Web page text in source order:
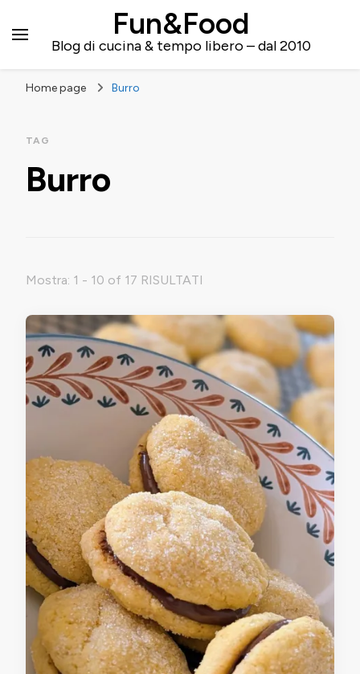
Fun&Food
Blog di cucina & tempo libero – dal 2010
Home page Burro
TAG
Burro
Mostra: 1 - 10 of 17 RISULTATI